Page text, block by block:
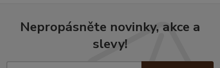
Nepropásněte novinky, akce a
slevy!